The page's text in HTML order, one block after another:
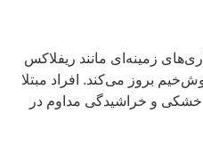
زمینه‌ای مانند ریفلاکس
بروز می‌کند. افراد مبتلا
و خراشیدگی مداوم در